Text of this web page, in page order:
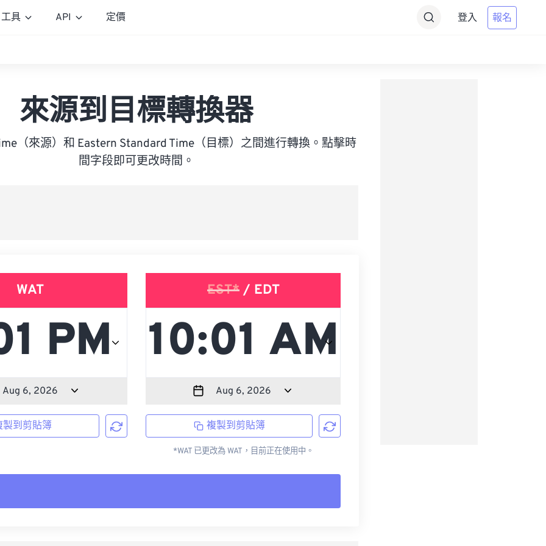
工具 API 定價 登入 報名
來源到目標轉換器
（來源）和 Eastern Standard Time（目標）之間進行轉換。點擊時
間字段即可更改時間。
WAT
製到剪貼簿
EST*/ EDT
複製到剪貼簿
*WAT 已更改為 WAT，目前正在使用中。